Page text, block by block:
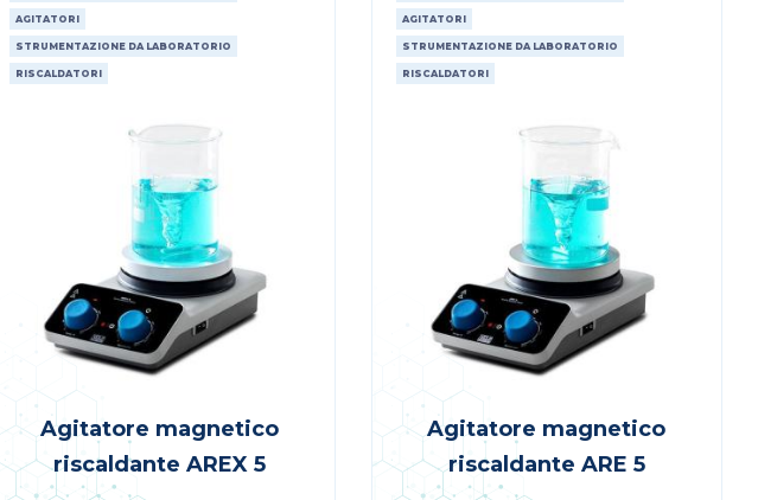
AGITATORI
STRUMENTAZIONE DA LABORATORIO
RISCALDATORI
Agitatore magnetico
riscaldante AREX 5
AGITATORI
STRUMENTAZIONE DA LABORATORIO
RISCALDATORI
Agitatore magnetico
riscaldante ARE 5